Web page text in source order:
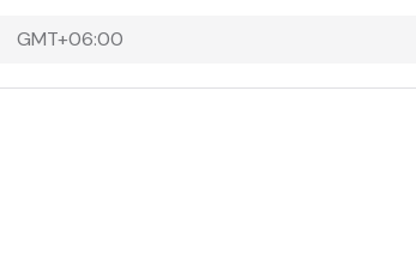
GMT+06:00